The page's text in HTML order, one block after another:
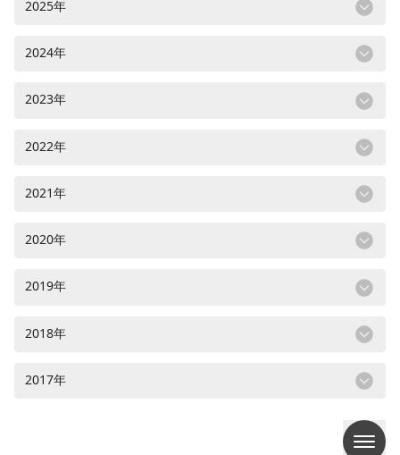
2025年
2024年
2023年
2022年
2021年
2020年
2019年
2018年
2017年